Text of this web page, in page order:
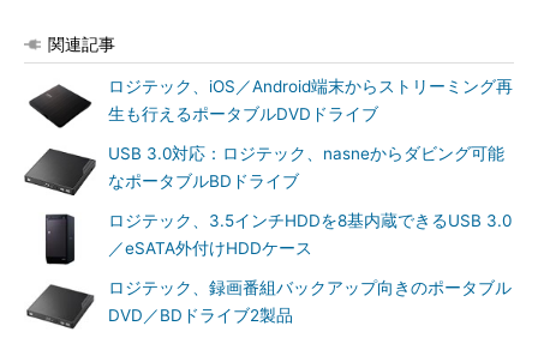
関連記事
ロジテック、iOS／Android端末からストリーミング再
生も行えるポータブルDVDドライブ
USB 3.0対応：ロジテック、nasneからダビング可能
なポータブルBDドライブ
ロジテック、3.5インチHDDを8基内蔵できるUSB 3.0
／eSATA外付けHDDケース
ロジテック、録画番組バックアップ向きのポータブル
DVD／BDドライブ2製品